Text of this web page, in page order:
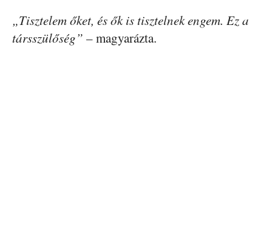
„Tisztelem őket, és ők is tisztelnek engem. Ez a
társszülőség” – magyarázta.